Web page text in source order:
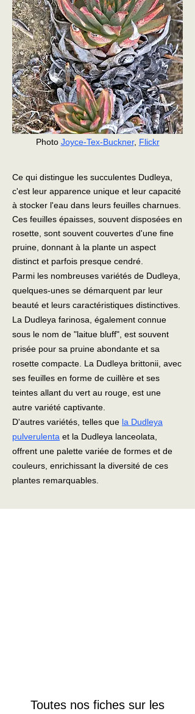
Photo Joyce-Tex-Buckner, Flickr
Ce qui distingue les succulentes Dudleya,
c'est leur apparence unique et leur capacité
à stocker l'eau dans leurs feuilles charnues.
Ces feuilles épaisses, souvent disposées en
rosette, sont souvent couvertes d'une fine
pruine, donnant à la plante un aspect
distinct et parfois presque cendré.
Parmi les nombreuses variétés de Dudleya,
quelques-unes se démarquent par leur
beauté et leurs caractéristiques distinctives.
La Dudleya farinosa, également connue
sous le nom de "laitue bluff", est souvent
prisée pour sa pruine abondante et sa
rosette compacte. La Dudleya brittonii, avec
ses feuilles en forme de cuillère et ses
teintes allant du vert au rouge, est une
autre variété captivante.
D'autres variétés, telles que la Dudleya
pulverulenta et la Dudleya lanceolata,
offrent une palette variée de formes et de
couleurs, enrichissant la diversité de ces
plantes remarquables.
Toutes nos fiches sur les